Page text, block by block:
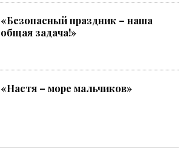
«Безопасный праздник – наша
общая задача!»
«Настя – море мальчиков»